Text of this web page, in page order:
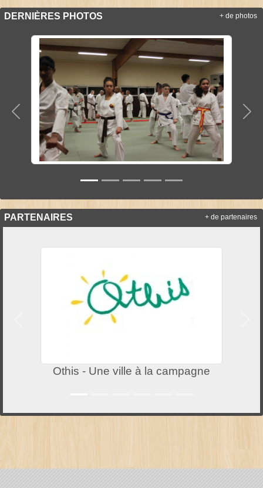
DERNIÈRES PHOTOS
Précedent
+ de photos
PARTENAIRES
Othis - Une ville à la campagne
+ de partenaires